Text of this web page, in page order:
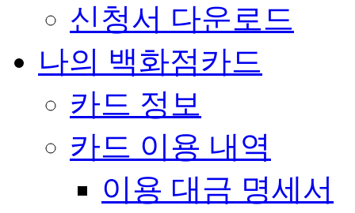
신청서 다운로드
나의 백화점카드
카드 정보
카드 이용 내역
이용 대금 명세서